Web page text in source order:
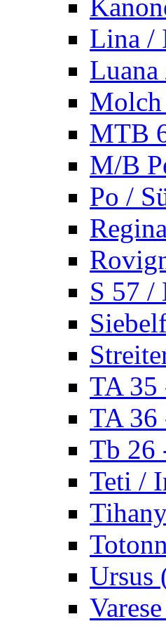
Lina /
MTB
M/B
Po /
S 57 /
TA 35
TA 36
Tb 26
Teti /
Ursus